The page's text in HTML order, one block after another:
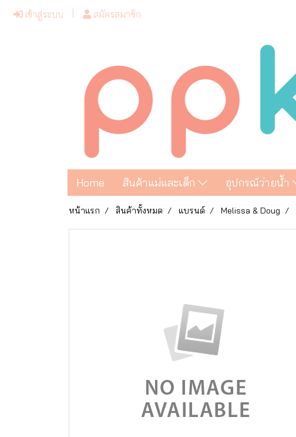
เข้าสู่ระบบ สมัครสมาชิก
Home สินค้าแม่และเด็ก อุปกรณ์ว่ายน้ำ
หน้าแรก สินค้าทั้งหมด แบรนด์ Melissa & Doug